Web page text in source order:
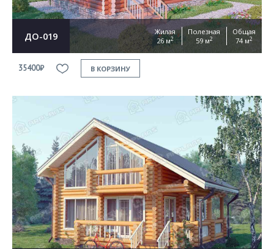
ДО-019
Жилая
26 м2
Полезная
59 м2
Общая
74 м2
35400₽ В КОРЗИНУ